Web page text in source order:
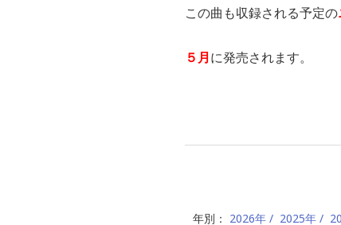
この曲も収録される予定の
５月に発売されます。
年別： 2026年 2025年